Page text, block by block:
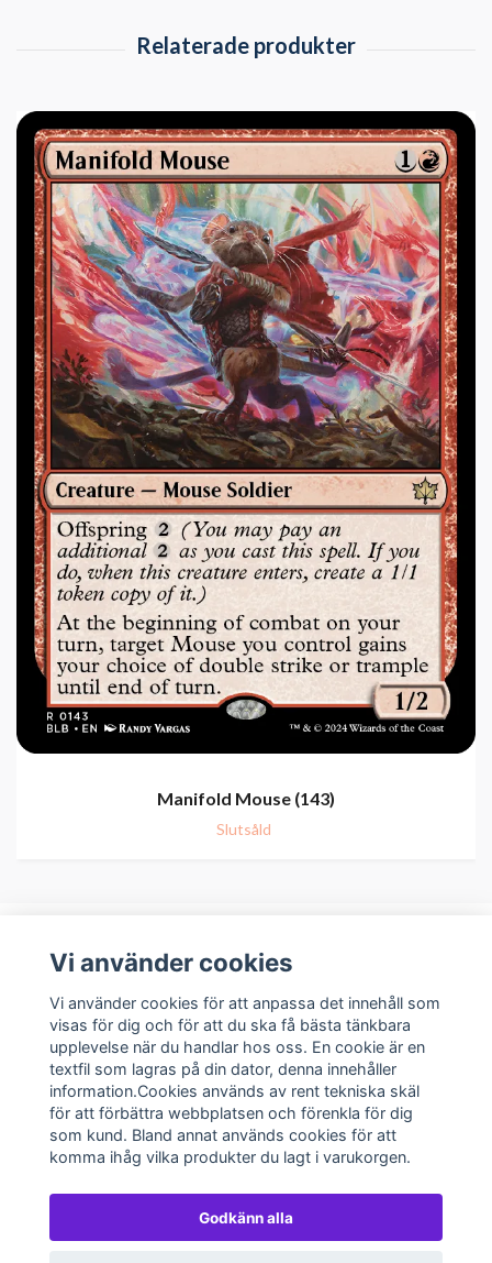
Manifold Mouse (143)
Slutsåld
Kundservice
Sociala medier
Vi använder cookies
Vi använder cookies för att anpassa det innehåll som
visas för dig och för att du ska få bästa tänkbara
upplevelse när du handlar hos oss. En cookie är en
textfil som lagras på din dator, denna innehåller
information.Cookies används av rent tekniska skäl
för att förbättra webbplatsen och förenkla för dig
som kund. Bland annat används cookies för att
komma ihåg vilka produkter du lagt i varukorgen.
Godkänn alla